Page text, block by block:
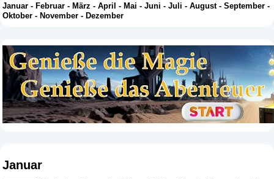
Januar -Februar -März -April -Mai -Juni -Juli -August-September -
Oktober -November -Dezember
Januar